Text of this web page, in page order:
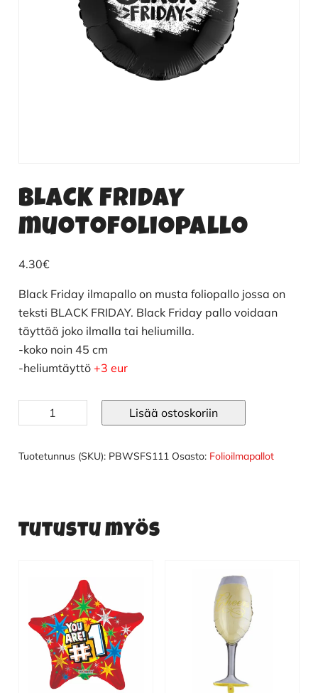
BLACK FRIDAY
muotofoliopallo
4.30€
Black Friday ilmapallo on musta foliopallo jossa on
teksti BLACK FRIDAY. Black Friday pallo voidaan
täyttää joko ilmalla tai heliumilla.
-koko noin 45 cm
-heliumtäyttö +3 eur
BLACK
FRIDAY
määrä
Lisää ostoskoriin
Tuotetunnus (SKU): PBWSFS111 Osasto: Folioilmapallot
Tutustu myös